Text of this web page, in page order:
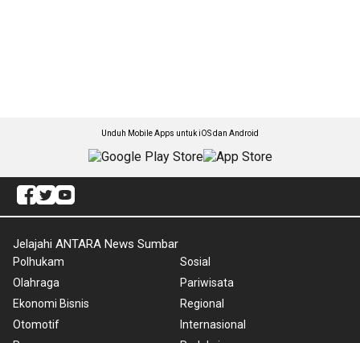
Unduh Mobile Apps untuk iOS dan Android
Jelajahi ANTARA News Sumbar
Polhukam
Olahraga
Ekonomi Bisnis
Otomotif
Sosial
Pariwisata
Regional
Internasional